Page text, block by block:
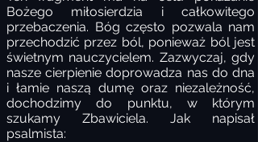
Bożego miłosierdzia i całkowitego
przebaczenia. Bóg często pozwala nam
przechodzić przez ból, ponieważ ból jest
świetnym nauczycielem. Zazwyczaj, gdy
nasze cierpienie doprowadza nas do dna
i łamie naszą dumę oraz niezależność,
dochodzimy do punktu, w którym
szukamy Zbawiciela. Jak napisał
psalmista: